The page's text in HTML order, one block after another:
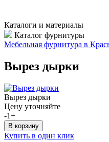
Каталоги и материалы
Каталог фурнитуры
Мебельная фурнитура в
Вырез дырки
Вырез дырки
Цену уточняйте
-1+
Купить в один клик